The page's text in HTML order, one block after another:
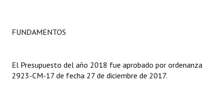
Informes de Unidad Coordinadora
FUNDAMENTOS
El Presupuesto del año 2018 fue aprobado por ordenanza
2923-CM-17 de fecha 27 de diciembre de 2017.